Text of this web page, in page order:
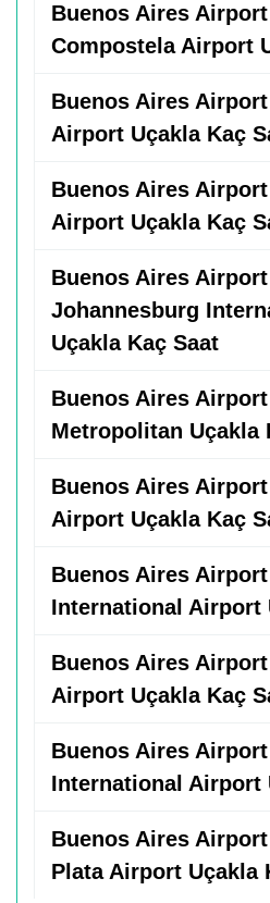
Buenos Aires
Compostela Airport
Buenos Aires
Airport Uçakla Kaç
Buenos Aires
Airport Uçakla Kaç
Buenos Aires
Johannesburg
Uçakla Kaç Saat
Buenos Aires
Metropolitan Uçakla
Buenos Aires
Airport Uçakla Kaç
Buenos Aires
International Airport
Buenos Aires
Airport Uçakla Kaç
Buenos Aires
International Airport
Buenos Aires Airport
Plata Airport Uçakla